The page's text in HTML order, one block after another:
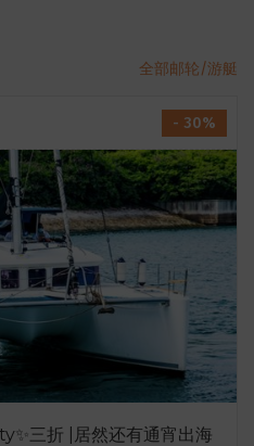
全部邮轮/游艇
- 30%
三折 |居然还有通宵出海